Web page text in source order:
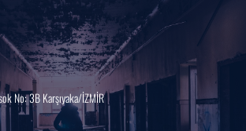
No: 3B Karşıyaka/İZMİR